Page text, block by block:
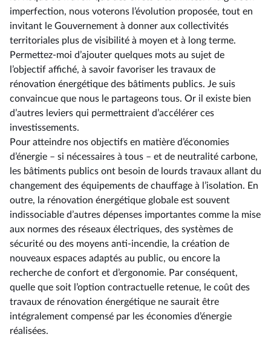
imperfection, nous voterons l’évolution proposée, tout en
invitant le Gouvernement à donner aux collectivités
territoriales plus de visibilité à moyen et à long terme.
Permettez-moi d’ajouter quelques mots au sujet de
l’objectif affiché, à savoir favoriser les travaux de
rénovation énergétique des bâtiments publics. Je suis
convaincue que nous le partageons tous. Or il existe bien
d’autres leviers qui permettraient d’accélérer ces
investissements.
Pour atteindre nos objectifs en matière d’économies
d’énergie –⁠ si nécessaires à tous – et de neutralité carbone,
les bâtiments publics ont besoin de lourds travaux allant du
changement des équipements de chauffage à l’isolation. En
outre, la rénovation énergétique globale est souvent
indissociable d’autres dépenses importantes comme la mise
aux normes des réseaux électriques, des systèmes de
sécurité ou des moyens anti-incendie, la création de
nouveaux espaces adaptés au public, ou encore la
recherche de confort et d’ergonomie. Par conséquent,
quelle que soit l’option contractuelle retenue, le coût des
travaux de rénovation énergétique ne saurait être
intégralement compensé par les économies d’énergie
réalisées.